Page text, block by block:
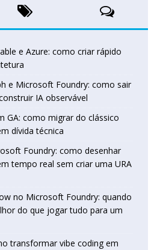
e Azure: como criar rápido
e Microsoft Foundry: como sair
IA observável
GA: como migrar do clássico
dívida técnica
Foundry: como desenhar
tempo real sem criar uma URA
no Microsoft Foundry: quando
do que jogar tudo para um
transformar vibe coding em